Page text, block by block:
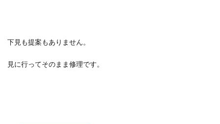
下見も提案もありません。
見に行ってそのまま修理です。